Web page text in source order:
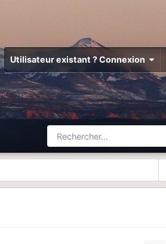
Utilisateur existant ? Connexion